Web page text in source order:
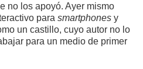
no los apoyó. Ayer mismo
para smartphones y
un castillo, cuyo autor no lo
para un medio de primer